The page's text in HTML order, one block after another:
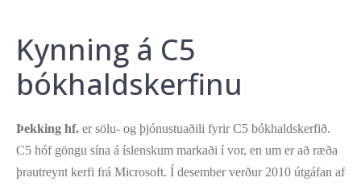
Kynning á C5
bókhaldskerfinu
Þekking hf. er sölu- og þjónustuaðili fyrir C5 bókhaldskerfið.
C5 hóf göngu sína á íslenskum markaði í vor, en um er að ræða
þrautreynt kerfi frá Microsoft. Í desember verður 2010 útgáfan af